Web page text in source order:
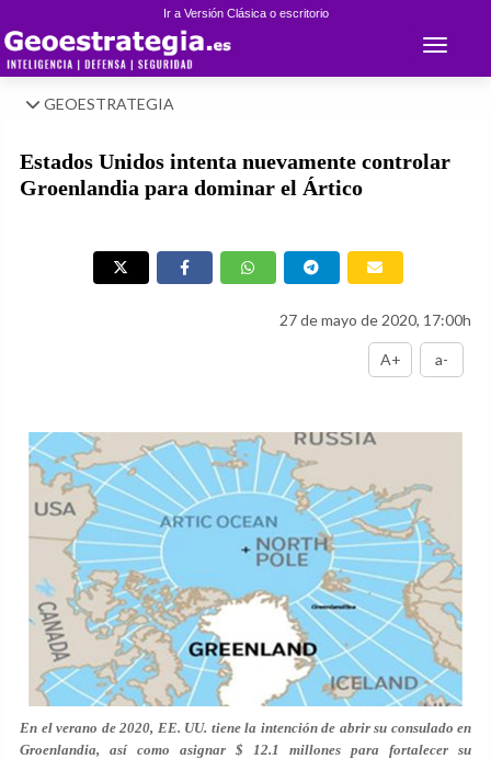
Ir a Versión Clásica o escritorio
Toggle
GEOESTRATEGIA
Estados Unidos intenta nuevamente controlar
Groenlandia para dominar el Ártico
27 de mayo de 2020, 17:00h
A+ a-
En el verano de 2020, EE. UU. tiene la intención de abrir su consulado en
Groenlandia, así como asignar $ 12.1 millones para fortalecer su